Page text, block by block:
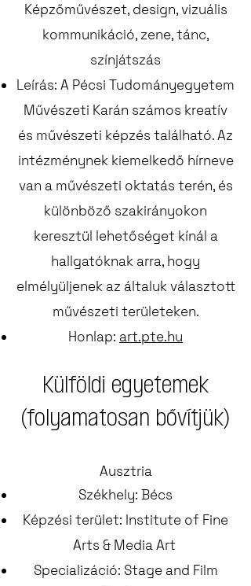
Képzőművészet, design, vizuális
kommunikáció, zene, tánc,
színjátszás
Leírás: A Pécsi Tudományegyetem
Művészeti Karán számos kreatív
és művészeti képzés található. Az
intézménynek kiemelkedő hírneve
van a művészeti oktatás terén, és
különböző szakirányokon
keresztül lehetőséget kínál a
hallgatóknak arra, hogy
elmélyüljenek az általuk választott
művészeti területeken.
Honlap: art.pte.hu
Külföldi egyetemek
(folyamatosan bővítjük)
Ausztria
Székhely: Bécs
Képzési terület: Institute of Fine
Arts & Media Art
Specializáció: Stage and Film